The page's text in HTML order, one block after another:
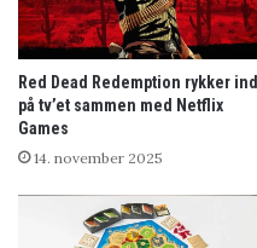
Red Dead Redemption rykker ind
på tv’et sammen med Netflix
Games
14. november 2025